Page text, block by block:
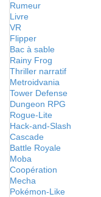
Rumeur
Livre
VR
Flipper
Bac à sable
Rainy Frog
Thriller narratif
Metroidvania
Tower Defense
Dungeon RPG
Rogue-Lite
Hack-and-Slash
Cascade
Battle Royale
Moba
Coopération
Mecha
Pokémon-Like